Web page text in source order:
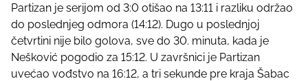
Partizan je serijom od 3:0 otišao na 13:11 i razliku održao
do poslednjeg odmora (14:12). Dugo u poslednjoj
četvrtini nije bilo golova, sve do 30. minuta, kada je
Nešković pogodio za 15:12. U završnici je Partizan
uvećao vođstvo na 16:12, a tri sekunde pre kraja Šabac